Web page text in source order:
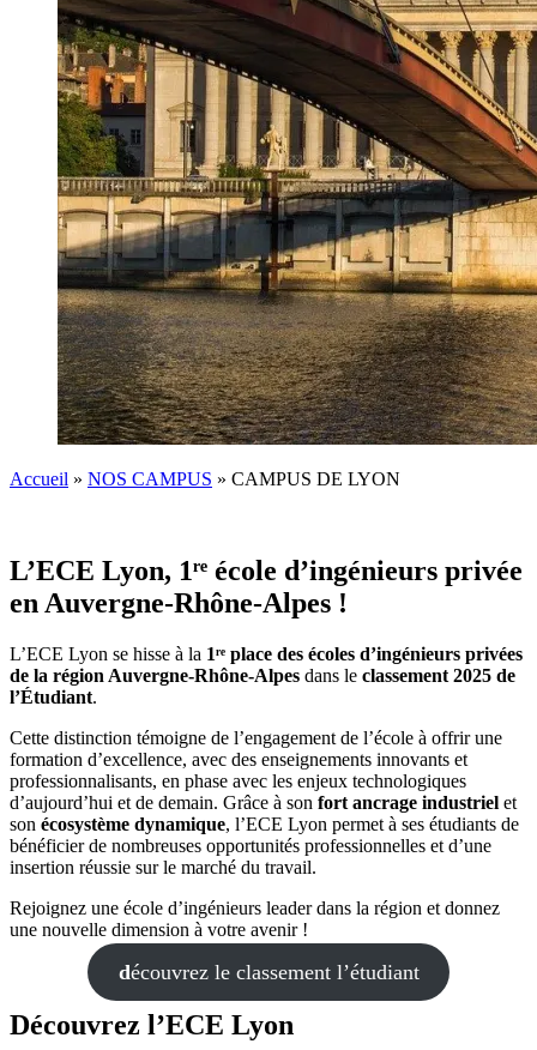
Accueil » NOS CAMPUS » CAMPUS DE LYON
L’ECE Lyon, 1ʳᵉ école d’ingénieurs privée
en Auvergne-Rhône-Alpes !
L’ECE Lyon se hisse à la 1ʳᵉ place des écoles d’ingénieurs privées
de la région Auvergne-Rhône-Alpes dans le classement 2025 de
l’Étudiant.
Cette distinction témoigne de l’engagement de l’école à offrir une
formation d’excellence, avec des enseignements innovants et
professionnalisants, en phase avec les enjeux technologiques
d’aujourd’hui et de demain. Grâce à son fort ancrage industriel et
son écosystème dynamique, l’ECE Lyon permet à ses étudiants de
bénéficier de nombreuses opportunités professionnelles et d’une
insertion réussie sur le marché du travail.
Rejoignez une école d’ingénieurs leader dans la région et donnez
une nouvelle dimension à votre avenir !
découvrez le classement l’étudiant
Découvrez l’ECE Lyon